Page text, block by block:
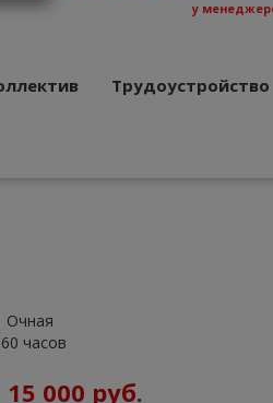
у
Трудоустройство
Очная
часов
15 000 руб.